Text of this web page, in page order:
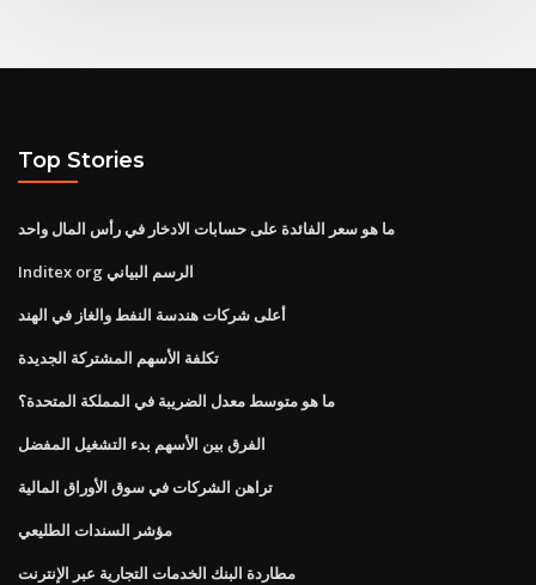
Top Stories
ما هو سعر الفائدة على حسابات الادخار في رأس المال واحد
Inditex org الرسم البياني
أعلى شركات هندسة النفط والغاز في الهند
تكلفة الأسهم المشتركة الجديدة
ما هو متوسط ​​معدل الضريبة في المملكة المتحدة؟
الفرق بين الأسهم بدء التشغيل المفضل
تراهن الشركات في سوق الأوراق المالية
مؤشر السندات الطليعي
مطاردة البنك الخدمات التجارية عبر الإنترنت